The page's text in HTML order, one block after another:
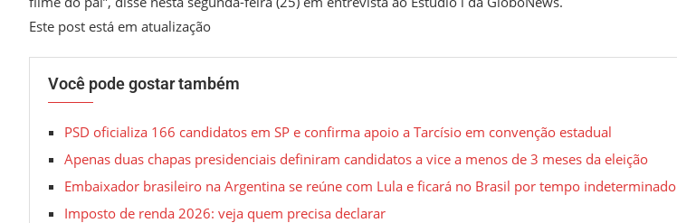
Este post está em atualização
Você pode gostar também
PSD oficializa 166 candidatos em SP e confirma apoio a Tarcísio em convenção estadual
Apenas duas chapas presidenciais definiram candidatos a vice a menos de 3 meses da eleição
Embaixador brasileiro na Argentina se reúne com Lula e ficará no Brasil por tempo indeterminado
Imposto de renda 2026: veja quem precisa declarar